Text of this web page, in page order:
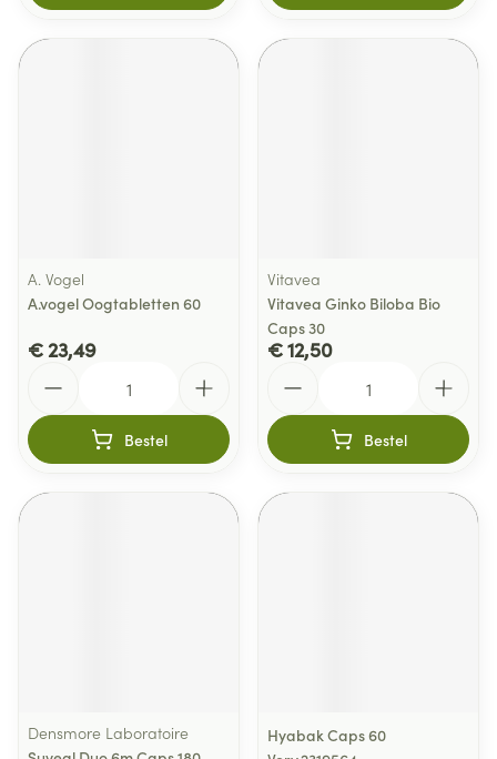
A. Vogel
A.vogel Oogtabletten 60
€ 23,49
Bestel
Vitavea
Vitavea Ginko Biloba Bio
Caps 30
€ 12,50
Bestel
Densmore Laboratoire
Hyabak Caps 60